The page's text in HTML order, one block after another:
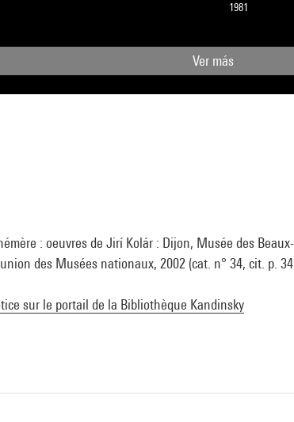
1981
Ver más
: oeuvres de Jirí Kolár : Dijon, Musée des
des Musées nationaux, 2002 (cat. n° 34, cit. p.
sur le portail de la Bibliothèque Kandinsky